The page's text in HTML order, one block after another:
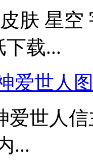
肤 星空
下载...
爱世人
爱世人
...